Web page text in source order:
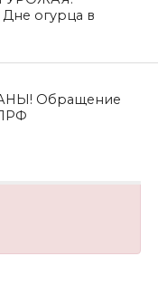
огурца в
Обращение